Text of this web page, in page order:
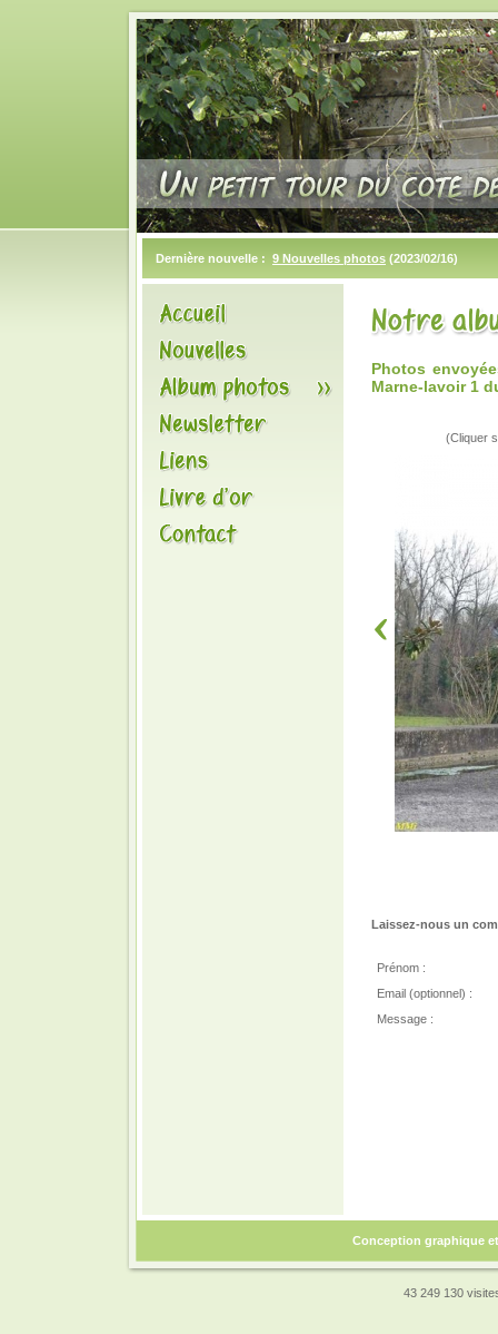
Dernière nouvelle : 9 Nouvelles photos (2023/02/16)
Photos
Marne-lavoir 1
(Cliquer
Laissez-nous un
Prénom :
Email (optionnel) :
Message :
Conception graphique
43 249 130